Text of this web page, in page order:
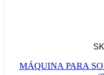
MÁQUINA PARA